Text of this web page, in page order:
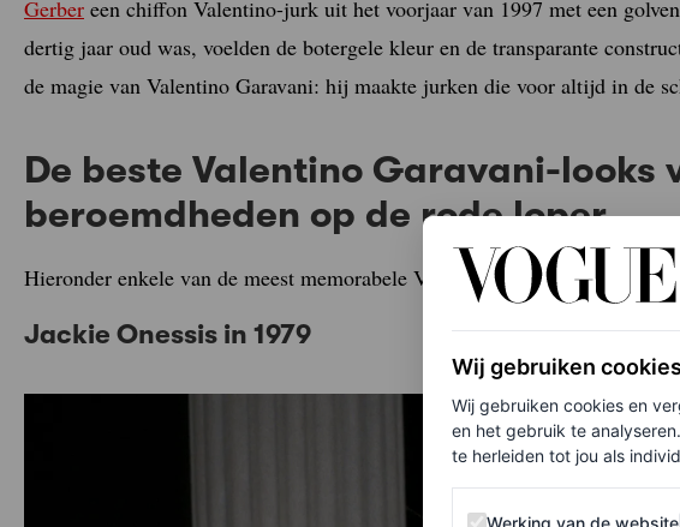
Gerber een chiffon Valentino-jurk uit het voorjaar van 1997 met een
dertig jaar oud was, voelden de botergele kleur en de transparante
de magie van Valentino Garavani: hij maakte jurken die voor altijd in de
De beste Valentino Garavani-looks
beroemdheden op de rode loper
Hieronder enkele van de meest memorabele Valentino-looks aller tijden
Jackie Onessis in 1979
Wij gebruiken cookies
Wij gebruiken cookies en
en het gebruik te
te herleiden tot jou als
Werking van de website
Werking van de website